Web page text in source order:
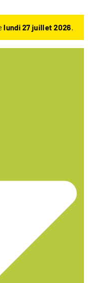
lundi 27 juillet 2026.